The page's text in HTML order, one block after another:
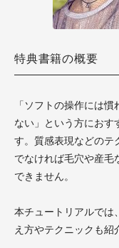
特典書籍の概要
「ソフトの操作には
ない」という方におす
す。質感表現などのテ
でなければ毛穴や産毛
できません。
本チュートリアルでは
え方やテクニックも紹